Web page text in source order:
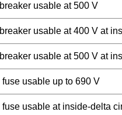
usable at 500 V
usable at 400 V at
usable at 500 V at
fuse usable up to 690 V
fuse usable at inside-delta